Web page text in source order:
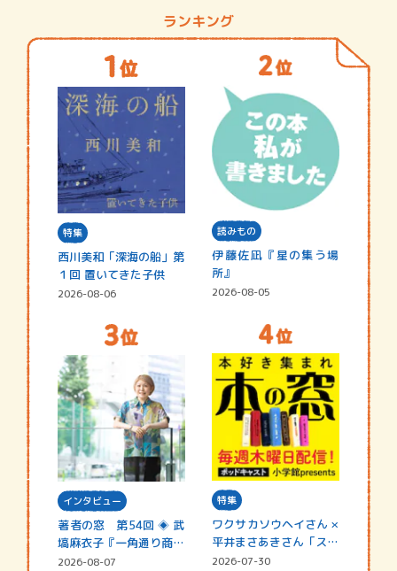
ランキング
特集
西川美和「深海の船」第
１回 置いてきた子供
2026-08-06
読みもの
伊藤佐凪『星の集う場
所』
2026-08-05
インタビュー
著者の窓 第54回 ◈ 武
塙麻衣子『一角通り商店
街の…
2026-08-07
特集
ワクサカソウヘイさん ×
平井まさあきさん「スペ
シャ…
2026-07-30